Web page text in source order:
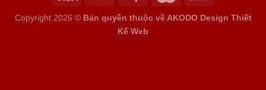
Copyright 2026 © Bản quyền thuộc về AKODO Design Thiết
Kế Web